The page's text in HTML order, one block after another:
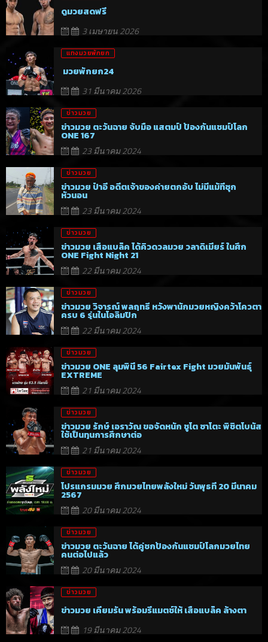
ดูมวยสดฟรี
3 เมษายน 2026
แทงมวยพักยก
มวยพักยก24
31 มีนาคม 2026
ข่าวมวย
ข่าวมวย ตะวันฉาย จับมือ แสตมป์ ป้องกันแชมป์โลก
ONE 167
23 มีนาคม 2024
ข่าวมวย
ข่าวมวย ป๋าอี อดีตเจ้าของค่ายตกอับ ไม่มีแม้ที่ซุก
หัวนอน
23 มีนาคม 2024
ข่าวมวย
ข่าวมวย เสือแบล็ค ได้คิวดวลมวย วลาดิเมียร์ ในศึก
ONE Fight Night 21
22 มีนาคม 2024
ข่าวมวย
ข่าวมวย วิจารณ์ พลฤทธิ์ หวังพานักมวยหญิงคว้าโควตา
ครบ 6 รุ่นในโอลิมปิก
22 มีนาคม 2024
ข่าวมวย
ข่าวมวย ONE ลุมพินี 56 Fairtex Fight มวยมันพันธุ์
EXTREME
21 มีนาคม 2024
ข่าวมวย
ข่าวมวย รักษ์ เอราวัณ ขอจัดหนัก ชูโต ซาโตะ พิชิตโบนัส
ใช้เป็นทุนการศึกษาต่อ
21 มีนาคม 2024
ข่าวมวย
โปรแกรมมวย ศึกมวยไทยพลังใหม่ วันพุธที่ 20 มีนาคม
2567
20 มีนาคม 2024
ข่าวมวย
ข่าวมวย ตะวันฉาย ได้คู่ชกป้องกันแชมป์โลกมวยไทย
คนต่อไปแล้ว
20 มีนาคม 2024
ข่าวมวย
ข่าวมวย เคียมรัน พร้อมรีแมตช์ให้ เสือแบล็ค ล้างตา
19 มีนาคม 2024